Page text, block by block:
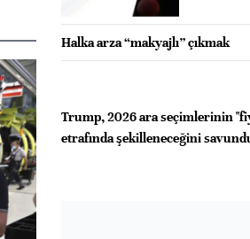
Halka arza “makyajlı” çıkmak
Trump, 2026 ara seçimlerinin
etrafında şekilleneceğini